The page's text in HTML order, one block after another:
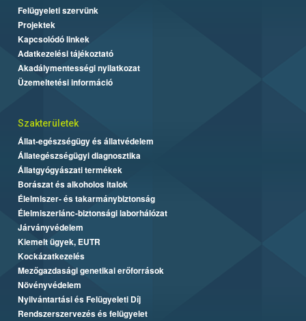
Felügyeleti szervünk
Projektek
Kapcsolódó linkek
Adatkezelési tájékoztató
Akadálymentességi nyilatkozat
Üzemeltetési információ
Szakterületek
Állat-egészségügy és állatvédelem
Állategészségügyi diagnosztika
Állatgyógyászati termékek
Borászat és alkoholos italok
Élelmiszer- és takarmánybiztonság
Élelmiszerlánc-biztonsági laborhálózat
Járványvédelem
Kiemelt ügyek, EUTR
Kockázatkezelés
Mezőgazdasági genetikai erőforrások
Növényvédelem
Nyilvántartási és Felügyeleti Díj
Rendszerszervezés és felügyelet